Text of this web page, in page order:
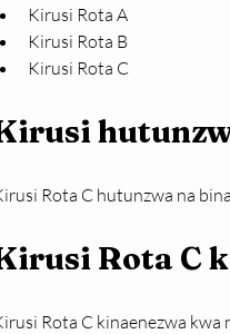
Kirusi Rota A
Kirusi Rota B
Kirusi Rota C
Rota C hutunzwa na
Rota C
Rota C kinaenezwa kwa